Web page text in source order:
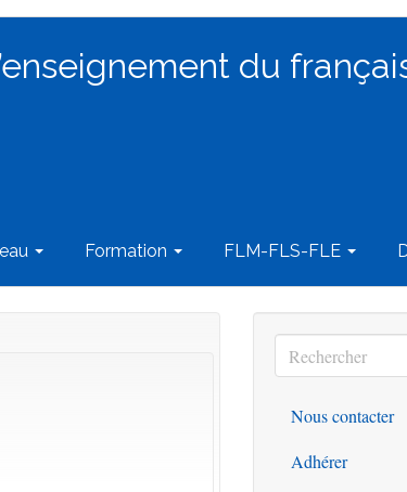
du
Formation FLM-FLS-FLE
Rechercher
Outils
Nous contacter
Adhérer